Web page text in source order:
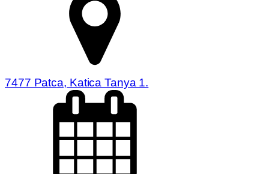
7477 Patca, Katica Tanya 1.